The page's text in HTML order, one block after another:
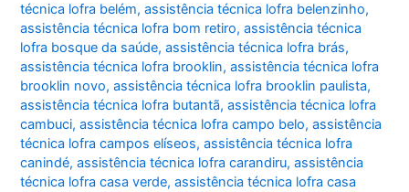
técnica lofra belém,assistência técnica lofra belenzinho,
assistência técnica lofra bom retiro,assistência técnica
lofra bosque da saúde,assistência técnica lofra brás,
assistência técnica lofra brooklin,assistência técnica lofra
brooklin novo,assistência técnica lofra brooklin paulista,
assistência técnica lofra butantã,assistência técnica lofra
cambuci,assistência técnica lofra campo belo,assistência
técnica lofra campos elíseos,assistência técnica lofra
canindé,assistência técnica lofra carandiru,assistência
técnica lofra casa verde,assistência técnica lofra casa